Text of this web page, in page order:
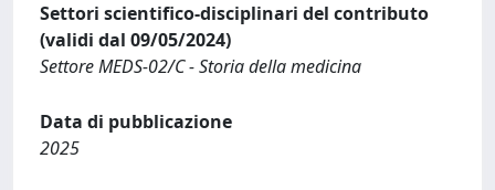
Settori scientifico-disciplinari del contributo
(validi dal 09/05/2024)
Settore MEDS-02/C - Storia della medicina
Data di pubblicazione
2025